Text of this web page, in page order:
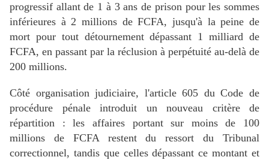
progressif allant de 1 à 3 ans de prison pour les sommes
inférieures à 2 millions de FCFA, jusqu'à la peine de
mort pour tout détournement dépassant 1 milliard de
FCFA, en passant par la réclusion à perpétuité au-delà de
200 millions.
Côté organisation judiciaire, l'article 605 du Code de
procédure pénale introduit un nouveau critère de
répartition : les affaires portant sur moins de 100
millions de FCFA restent du ressort du Tribunal
correctionnel, tandis que celles dépassant ce montant et